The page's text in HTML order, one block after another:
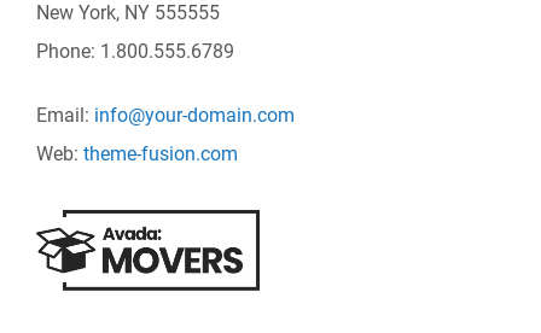
New York, NY 555555
Phone: 1.800.555.6789
Email: info@your-domain.com
Web: theme-fusion.com